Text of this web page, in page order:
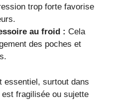
trop forte favorise
au froid : Cela
des poches et
essentiel, surtout dans
fragilisée ou sujette